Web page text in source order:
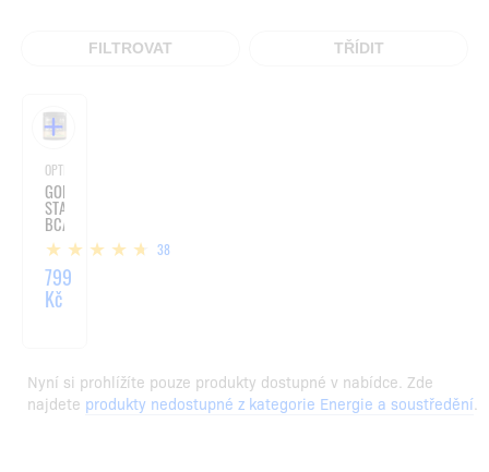
FILTROVAT TŘÍDIT
OPTIMUM NUTRITION / ENERGIE A SOUSTŘEDĚNÍ
GOLD
STANDARD
BCAA
TRAIN
+
SUSTAIN
38
799
Kč
Nyní si prohlížíte pouze produkty dostupné v nabídce. Zde
najdete produkty nedostupné z kategorie Energie a soustředění.